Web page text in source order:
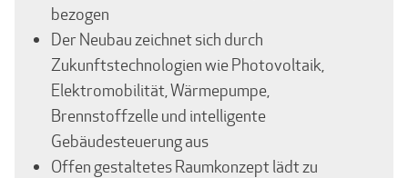
bezogen
Der Neubau zeichnet sich durch
Zukunftstechnologien wie Photovoltaik,
Elektromobilität, Wärmepumpe,
Brennstoffzelle und intelligente
Gebäudesteuerung aus
Offen gestaltetes Raumkonzept lädt zu